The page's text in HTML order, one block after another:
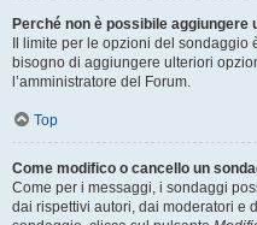
Perché non è possibile
Il limite per le opzioni del sondaggio
bisogno di aggiungere ulteriori
l’amministratore del Forum.
Top
Come modifico o cancello un
Come per i messaggi, i sondaggi
dai rispettivi autori, dai moderatori e